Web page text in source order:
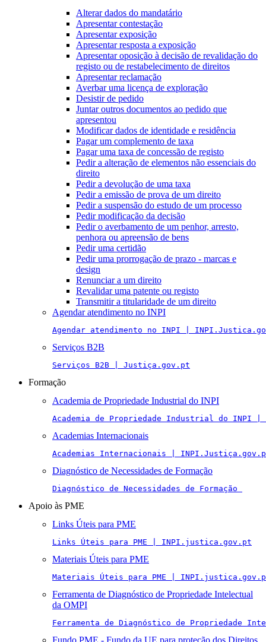
Alterar dados do mandatário
Apresentar contestação
Apresentar exposição
Apresentar resposta a exposição
Apresentar oposição à decisão de revalidação do
registo ou de restabelecimento de direitos
Apresentar reclamação
Averbar uma licença de exploração
Desistir de pedido
Juntar outros documentos ao pedido que
apresentou
Modificar dados de identidade e residência
Pagar um complemento de taxa
Pagar uma taxa de concessão de registo
Pedir a alteração de elementos não essenciais do
direito
Pedir a devolução de uma taxa
Pedir a emissão de prova de um direito
Pedir a suspensão do estudo de um processo
Pedir modificação da decisão
Pedir o averbamento de um penhor, arresto,
penhora ou apreensão de bens
Pedir uma certidão
Pedir uma prorrogação de prazo - marcas e
design
Renunciar a um direito
Revalidar uma patente ou registo
Transmitir a titularidade de um direito
Agendar atendimento no INPI
Agendar atendimento no INPI |
Serviços B2B
Serviços B2B | Justiça.gov.pt
Formação
Academia de Propriedade Industrial do INPI
Academia de Propriedade Industrial do INPI
Academias Internacionais
Academias Internacionais |
Diagnóstico de Necessidades de Formação
Diagnóstico de Necessidades de Formação
Apoio às PME
Links Úteis para PME
Links Úteis para PME | INPI.justica.gov.pt
Materiais Úteis para PME
Materiais Úteis para PME |
Ferramenta de Diagnóstico de Propriedade Intelectual
da OMPI
Ferramenta de Diagnóstico de Propriedade
Fundo PME - Fundo da UE para proteção dos Direitos